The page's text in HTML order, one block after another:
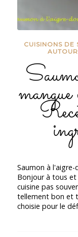
CUISINONS DE
Saumon à
Bonjour à tous et
cuisine pas
tellement bon et
choisie pour le